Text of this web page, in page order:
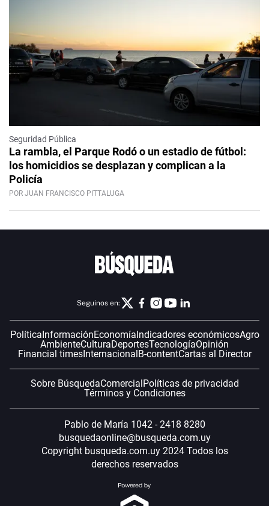
Seguridad Pública
La rambla, el Parque Rodó o un estadio de fútbol:
los homicidios se desplazan y complican a la
Policía
POR JUAN FRANCISCO PITTALUGA
Seguinos en:
Política InformaciónEconomía Indicadores económicosAgro
AmbienteCulturaDeportesTecnologíaOpinión
Financial timesInternacional B-contentCartas al Director
Sobre BúsquedaComercial Políticas de privacidad
Términos y Condiciones
Pablo de María 1042 - 2418 8280
busquedaonline@busqueda.com.uy
Copyright busqueda.com.uy 2024 Todos los
derechos reservados